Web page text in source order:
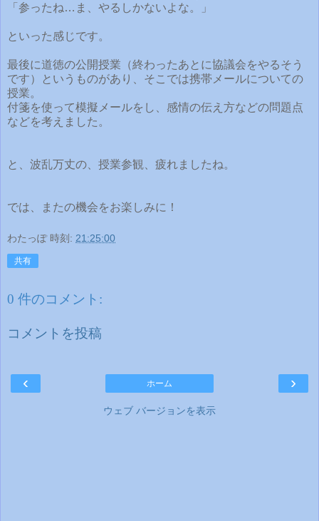
「参ったね…ま、やるしかないよな。」
といった感じです。
最後に道徳の公開授業（終わったあとに協議会をやるそう
です）というものがあり、そこでは携帯メールについての
授業。
付箋を使って模擬メールをし、感情の伝え方などの問題点
などを考えました。
と、波乱万丈の、授業参観、疲れましたね。
では、またの機会をお楽しみに！
わたっぽ 時刻: 21:25:00
共有
0 件のコメント:
コメントを投稿
‹ ›
ホーム
ウェブ バージョンを表示